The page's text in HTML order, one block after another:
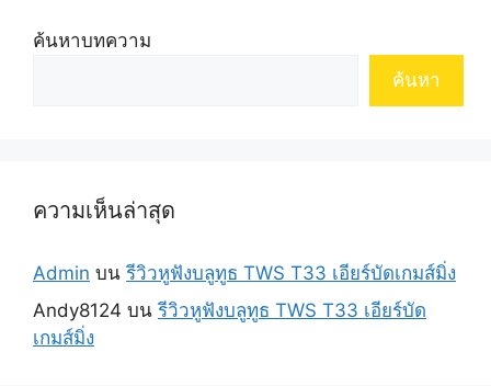
ค้นหาบทความ
ค้นหา
ความเห็นล่าสุด
Admin บนรีวิวหูฟังบลูทูธ TWS T33 เอียร์บัดเกมส์มิ่ง
Andy8124 บนรีวิวหูฟังบลูทูธ TWS T33 เอียร์บัด
เกมส์มิ่ง